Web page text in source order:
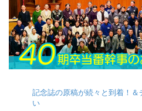
g
a
t
i
o
記念誌の原稿が続々と到着！
い